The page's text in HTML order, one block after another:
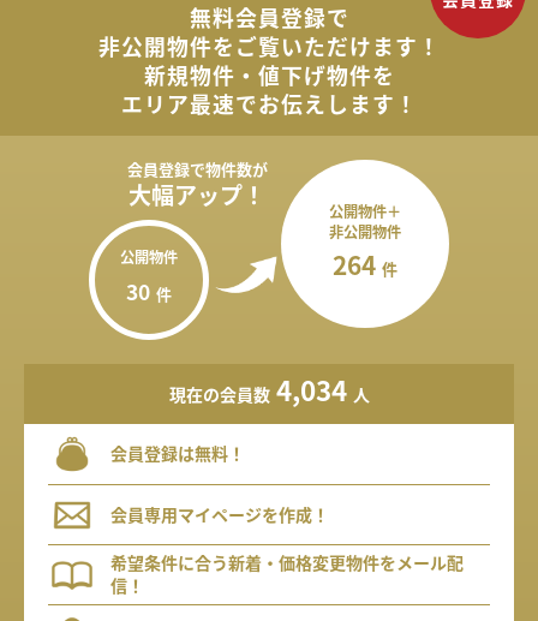
無料会員登録で
非公開物件をご覧いただけます！
新規物件・値下げ物件を
エリア最速でお伝えします！
会員登録で物件数が
大幅アップ！
公開物件
30 件
公開物件＋
非公開物件
264 件
現在の会員数 4,034 人
会員登録は無料！
会員専用マイページを作成！
希望条件に合う新着・価格変更物件をメール配
信！